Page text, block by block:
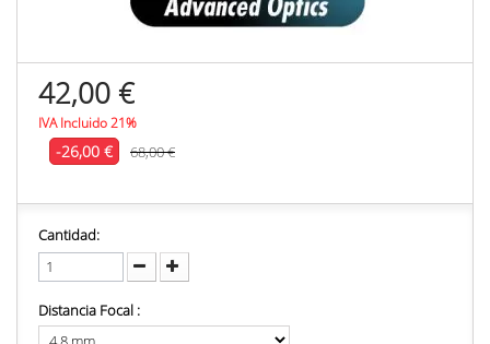
42,00 €
IVA Incluido 21%
-26,00 € 68,00 €
Cantidad:
Distancia Focal :